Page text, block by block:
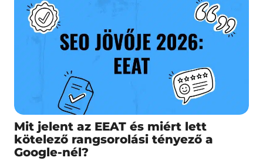
Mit jelent az EEAT és miért lett
kötelező rangsorolási tényező a
Google-nél?